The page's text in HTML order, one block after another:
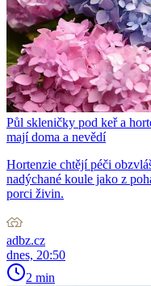
Půl skleničky pod keř a
mají doma a nevědí
Hortenzie chtějí péči
nadýchané koule jako z
porci živin.
adbz.cz
dnes, 20:50
2 min